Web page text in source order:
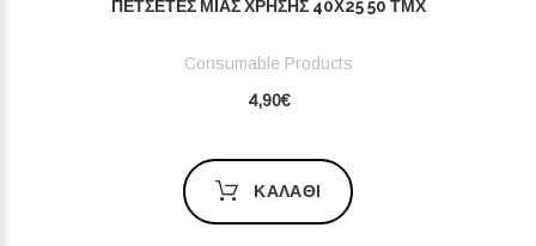
ΠΕΤΣΈΤΕΣ ΜΙΑΣ ΧΡΉΣΗΣ 40X25 50 ΤΜΧ
Consumable Products
4,90€
ΚΑΛΆΘΙ